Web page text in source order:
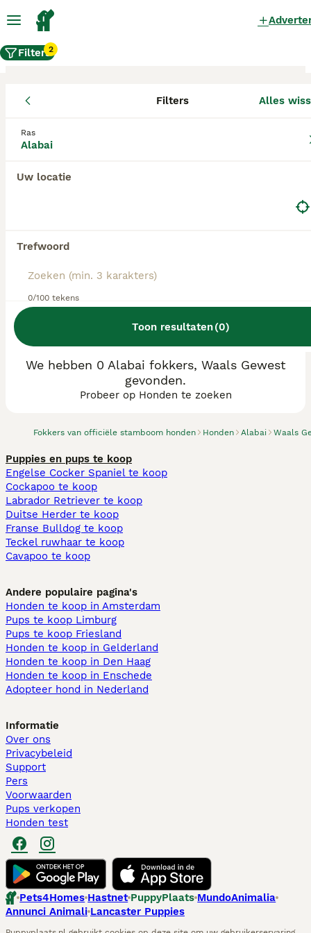
Filters2
Filters Alles
Ras
Alabai
Uw locatie
Trefwoord
0/100 tekens
Toon resultaten(0)
Fokkers van officiële stamboom honden Honden Alabai Waals
Alabai Fokkers in deze lijst hebben een kopie van
ons aangeleverd, en fokken pups met een
We hebben 0 Alabai fokkers, Waals Gewest
gevonden.
Probeer op Honden te zoeken
Puppies en pups te koop
Engelse Cocker Spaniel te koop
Cockapoo te koop
Labrador Retriever te koop
Duitse Herder te koop
Franse Bulldog te koop
Teckel ruwhaar te koop
Cavapoo te koop
Andere populaire pagina's
Honden te koop in Amsterdam
Pups te koop Limburg​
Pups te koop Friesland​
Honden te koop in Gelderland
Honden te koop in Den Haag
Honden te koop in Enschede
Adopteer hond in Nederland
Informatie
Over ons
Privacybeleid
Support
Pers
Voorwaarden
Pups verkopen
Honden test
Pets4Homes Hastnet PuppyPlaats MundoAnimalia
Annunci Animali Lancaster Puppies